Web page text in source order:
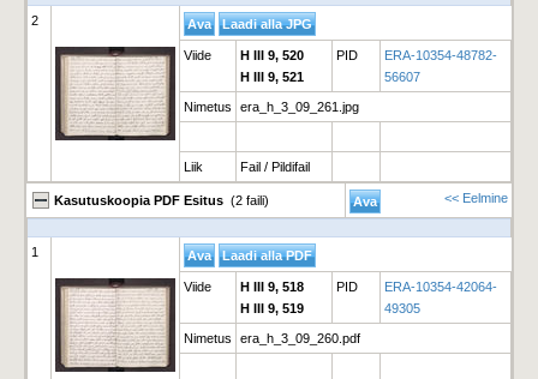
2
Viide
H III 9, 520
H III 9, 521
PID
ERA-10354-48782-
56607
Nimetus era_h_3_09_261.jpg
Liik Fail / Pildifail
Kasutuskoopia PDF Esitus (2 faili) << Eelmine
1
Viide
H III 9, 518
H III 9, 519
PID
ERA-10354-42064-
49305
Nimetus era_h_3_09_260.pdf